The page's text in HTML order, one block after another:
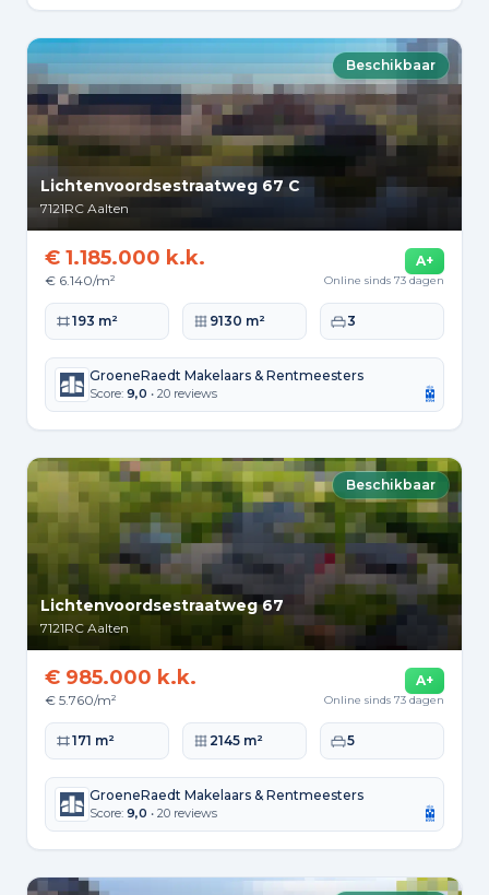
Beschikbaar
Lichtenvoordsestraatweg 67 C
7121RC Aalten
€ 1.185.000 k.k.
€ 6.140/m²
A+
Online sinds 73 dagen
Woonoppervlakte
193 m² Perceeloppervlakte
9130 m² Slaapkamers
3
GroeneRaedt Makelaars & Rentmeesters
Score: 9,0 • 20 reviews
Beschikbaar
Lichtenvoordsestraatweg 67
7121RC Aalten
€ 985.000 k.k.
€ 5.760/m²
A+
Online sinds 73 dagen
Woonoppervlakte
171 m² Perceeloppervlakte
2145 m² Slaapkamers
5
GroeneRaedt Makelaars & Rentmeesters
Score: 9,0 • 20 reviews